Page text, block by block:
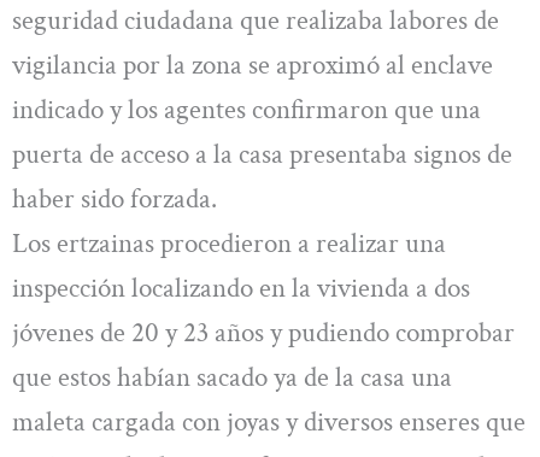
seguridad ciudadana que realizaba labores de
vigilancia por la zona se aproximó al enclave
indicado y los agentes confirmaron que una
puerta de acceso a la casa presentaba signos de
haber sido forzada.
Los ertzainas procedieron a realizar una
inspección localizando en la vivienda a dos
jóvenes de 20 y 23 años y pudiendo comprobar
que estos habían sacado ya de la casa una
maleta cargada con joyas y diversos enseres que